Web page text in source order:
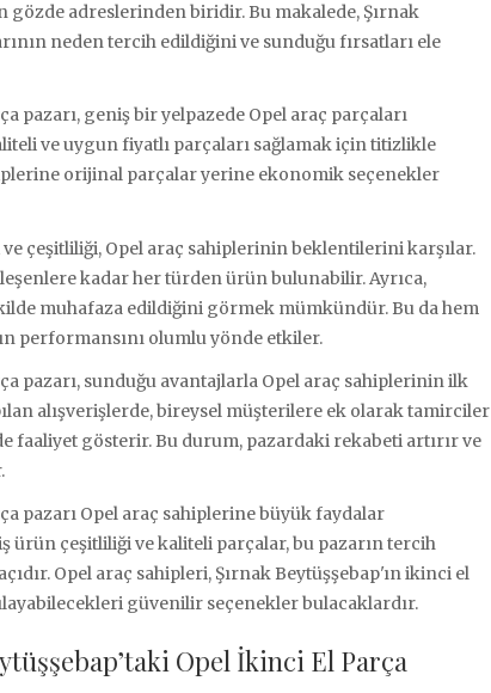
gözde adreslerinden biridir. Bu makalede, Şırnak
neden tercih edildiğini ve sunduğu fırsatları ele
pazarı, geniş bir yelpazede Opel araç parçaları
ve uygun fiyatlı parçaları sağlamak için titizlikle
orijinal parçalar yerine ekonomik seçenekler
çeşitliliği, Opel araç sahiplerinin beklentilerini karşılar.
kadar her türden ürün bulunabilir. Ayrıca,
muhafaza edildiğini görmek mümkündür. Bu da hem
performansını olumlu yönde etkiler.
pazarı, sunduğu avantajlarla Opel araç sahiplerinin ilk
alışverişlerde, bireysel müşterilere ek olarak tamirciler
faaliyet gösterir. Bu durum, pazardaki rekabeti artırır ve
pazarı Opel araç sahiplerine büyük faydalar
ürün çeşitliliği ve kaliteli parçalar, bu pazarın tercih
Opel araç sahipleri, Şırnak Beytüşşebap'ın ikinci el
güvenilir seçenekler bulacaklardır.
Opel İkinci El Parça